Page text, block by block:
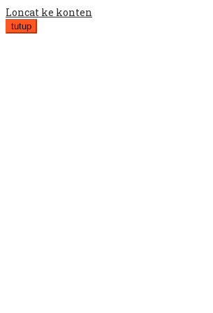
Loncat ke konten
tutup